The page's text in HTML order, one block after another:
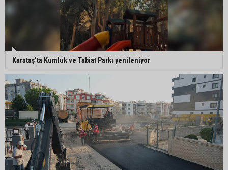
Karataş’ta Kumluk ve Tabiat Parkı yenileniyor